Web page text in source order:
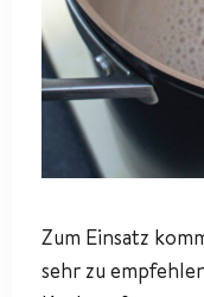
Zum Einsatz
sehr zu